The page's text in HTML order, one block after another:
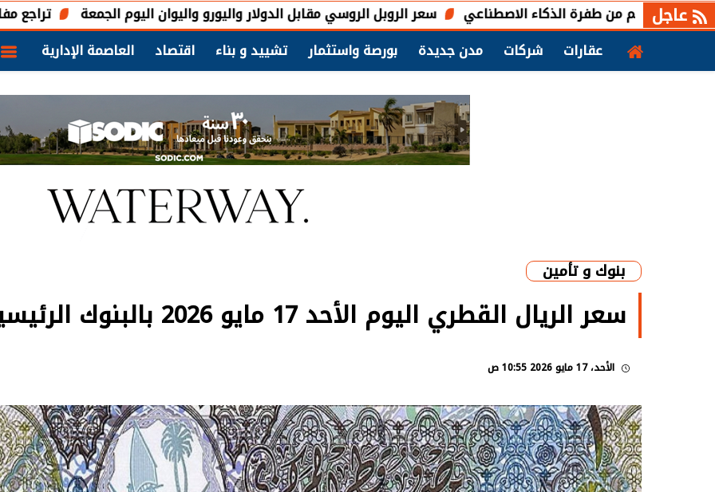
عاجل تراجع مفاجئ للوظائف سعر الروبل الروسي مقابل الدولار واليورو واليوان اليوم الجمعة
من طفرة الذكاء الاصطناعي
عقارات
شركات مدن جديدة بورصة واستثمار تشييد و بناء اقتصاد العاصمة الإدارية
بنوك و تأمين
سعر الريال القطري اليوم الأحد 17 مايو 2026 بالبنوك الرئيسية
الأحد، 17 مايو 2026 10:55 ص